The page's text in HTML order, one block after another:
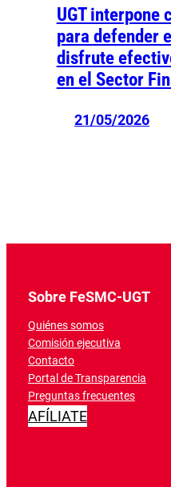
UGT
para defender
disfrute
en el Sector
21/05/2026
Sobre FeSMC-UGT
Quiénes somos
Comisión ejecutiva
Contacto
Portal de Transparencia
Preguntas frecuentes
AFÍLIATE